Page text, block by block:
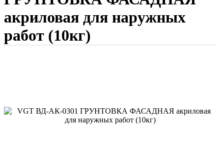
акриловая для наружных
работ (10кг)